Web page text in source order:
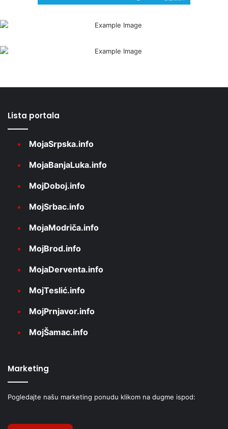
Lista portala
MojaSrpska.info
MojaBanjaLuka.info
MojDoboj.info
MojSrbac.info
MojaModriča.info
MojBrod.info
MojaDerventa.info
MojTeslić.info
MojPrnjavor.info
MojŠamac.info
Marketing
Pogledajte našu marketing ponudu klikom na dugme ispod: